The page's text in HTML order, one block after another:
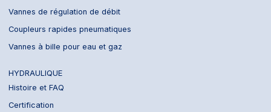
Vannes de régulation de débit
Coupleurs rapides pneumatiques
Vannes à bille pour eau et gaz
HYDRAULIQUE
Histoire et FAQ
Certification